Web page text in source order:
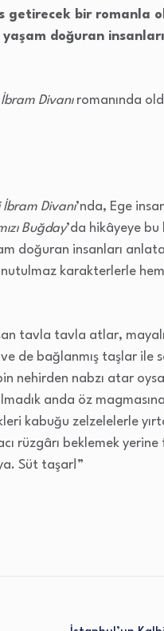
getirecek bir romanla
doğuran
Divanıromanında
İbram Divanı’nda, Ege
Buğday’da hikâyeye
doğuran insanları
karakterlerle
tavla tavla atlar,
de bağlanmış taşlar ile
nehirden nabzı atar
anda öz
kabuğu zelzelelerle
rüzgârı beklemek
Süt taşar!”